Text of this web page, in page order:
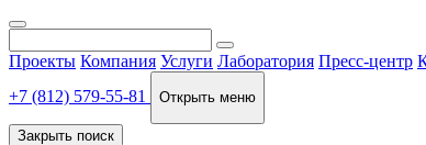
Проекты Компания Услуги Лаборатория Пресс-центр
+7 (812) 579-55-81
Открыть меню
Закрыть поиск